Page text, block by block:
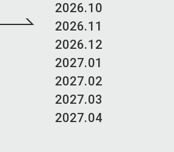
2026.10
2026.11
2026.12
2027.01
2027.02
2027.03
2027.04